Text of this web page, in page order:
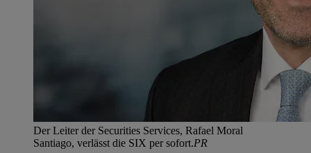
Der Leiter der Securities Services, Rafael Moral
Santiago, verlässt die SIX per sofort.PR